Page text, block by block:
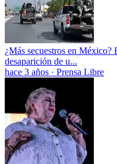
¿Más secuestros en
desaparición de u...
hace 3 años · Prensa Libre